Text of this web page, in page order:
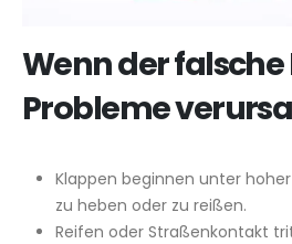
Wenn der
Probleme
Klappen beginnen unter
zu heben oder zu reißen.
Reifen oder Straßenkontakt